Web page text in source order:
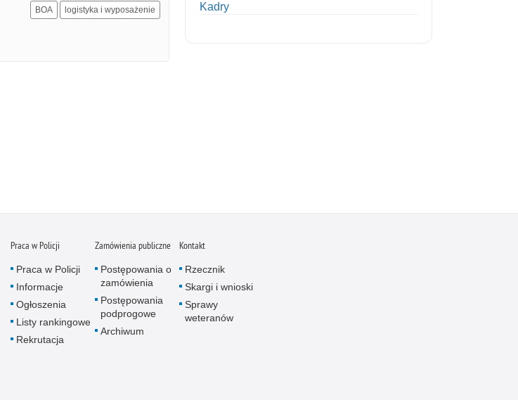
BOA logistyka i wyposażenie
Kadry
Napady na tiry
Nielegalny handel farmaceutykami
Nietrzeźwi kierujący
Nietrzeźwi opiekunowie
Praca w Policji
Praca w Policji
Informacje
Ogłoszenia
Listy rankingowe
Rekrutacja
Zamówienia publiczne
Postępowania o
zamówienia
Postępowania
podprogowe
Archiwum
Kontakt
Rzecznik
Skargi i wnioski
Sprawy
weteranów